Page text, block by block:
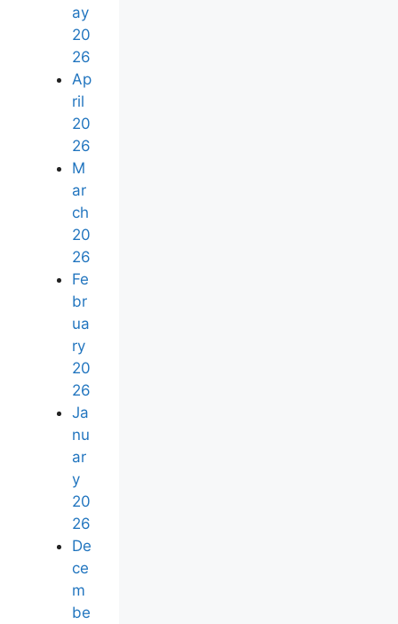
ay
20
26
Ap
ril
20
26
M
ar
ch
20
26
Fe
br
ua
ry
20
26
Ja
nu
ar
y
20
26
De
ce
m
be